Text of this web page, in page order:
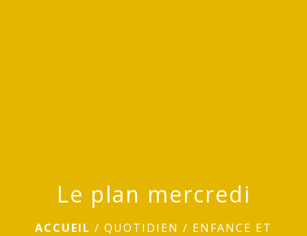
Le plan mercredi
ACCUEIL / QUOTIDIEN / ENFANCE ET